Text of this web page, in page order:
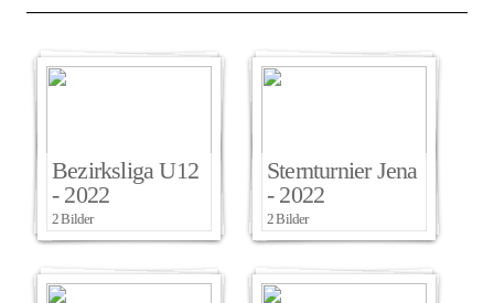
Bezirksliga U12
- 2022
2 Bilder
Sternturnier Jena
- 2022
2 Bilder